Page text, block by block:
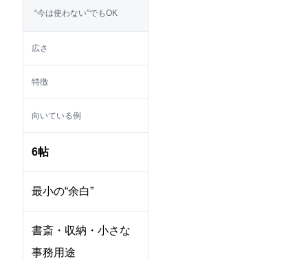
“今は使わない”でもOK
広さ
特徴
向いている例
6帖
最小の“余白”
書斎・収納・小さな
事務用途